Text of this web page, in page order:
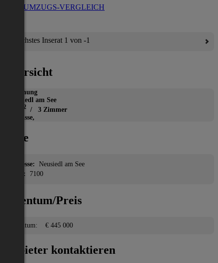
ZUM UMZUGS-VERGLEICH
Nächstes Inserat 1 von -1
Übersicht
Wohnung
Neusiedl am See
2 / 3 Zimmer
Terrasse,
Lage
Adresse: Neusiedl am See
PLZ:
7100
Eigentum/Preis
Eigentum: € 445 000
Anbieter kontaktieren